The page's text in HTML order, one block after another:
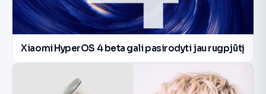
Xiaomi HyperOS 4 beta gali pasirodyti jau rugpjūtį